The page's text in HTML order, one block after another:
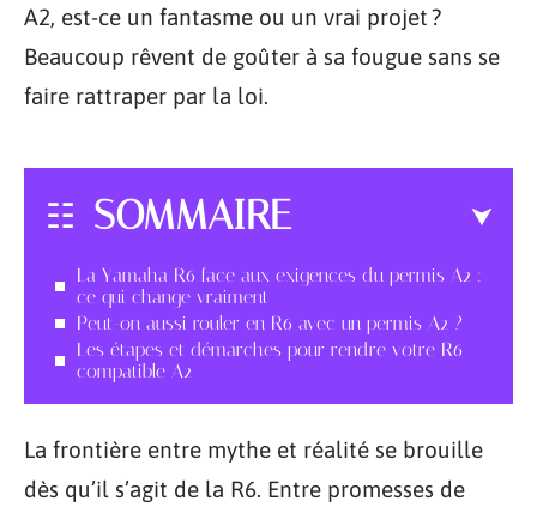
A2, est-ce un fantasme ou un vrai projet ?
Beaucoup rêvent de goûter à sa fougue sans se
faire rattraper par la loi.
SOMMAIRE
La Yamaha R6 face aux exigences du permis A2 :
ce qui change vraiment
Peut-on aussi rouler en R6 avec un permis A2 ?
Les étapes et démarches pour rendre votre R6
compatible A2
La frontière entre mythe et réalité se brouille
dès qu’il s’agit de la R6. Entre promesses de